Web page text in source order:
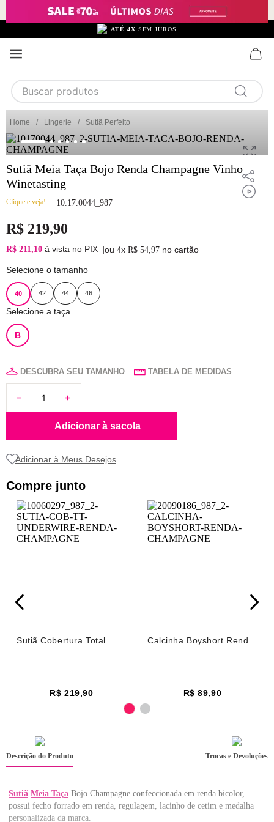
ATÉ 4X SEM JUROS
Buscar produtos
1 calcinha
2 sutiã
4 calcinha algodão
8 pijama
9 sutiã renda
10
Lingerie Sutiã Perfeito
Sutiã Meia Taça Bojo Renda Champagne Vinho
Winetasting
Clique e veja! 10.17.0044_987
R$ 219,90
R$ 211,10 à vista no PIX ou 4x R$ 54,97 no cartão
Selecione o tamanho
40 42 44 46
Selecione a taça
B
DESCUBRA SEU TAMANHO TABELA DE MEDIDAS
Adicionar à sacola
Compre junto
Sutiã Cobertura Total
R$ 219,90
Calcinha Boyshort Renda
R$ 89,90
Descrição do Produto Trocas e Devoluções
Sutiã Meia Taça Bojo Champagne confeccionada em renda bicolor,
possui fecho forrado em renda, regulagem, lacinho de cetim e medalha
personalizada da marca.